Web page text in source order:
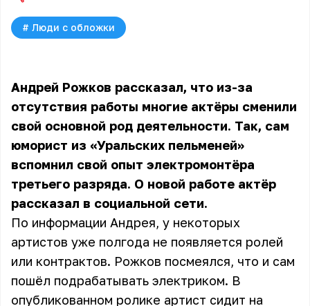
# Люди с обложки
Андрей Рожков рассказал, что из-за
отсутствия работы многие актёры сменили
свой основной род деятельности. Так, сам
юморист из «Уральских пельменей»
вспомнил свой опыт электромонтёра
третьего разряда. О новой работе актёр
рассказал в социальной сети.
По информации Андрея, у некоторых
артистов уже полгода не появляется ролей
или контрактов. Рожков посмеялся, что и сам
пошёл подрабатывать электриком. В
опубликованном ролике артист сидит на